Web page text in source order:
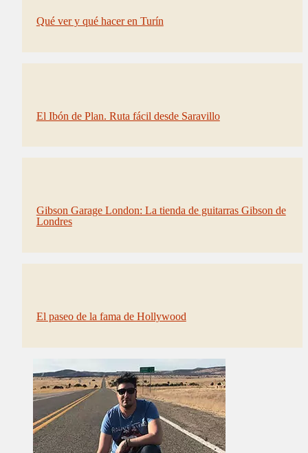
Qué ver y qué hacer en Turín
El Ibón de Plan. Ruta fácil desde Saravillo
Gibson Garage London: La tienda de guitarras Gibson de
Londres
El paseo de la fama de Hollywood